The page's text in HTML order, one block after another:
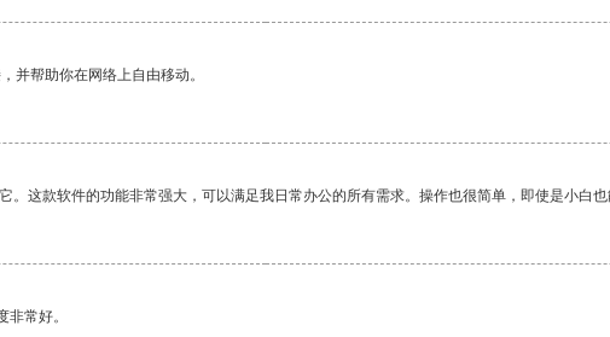
并帮助你在网络上自由移动。
这款软件的功能非常强大，可以满足我日常办公的所有需求。操作也很简单，即使是小白也
常好。